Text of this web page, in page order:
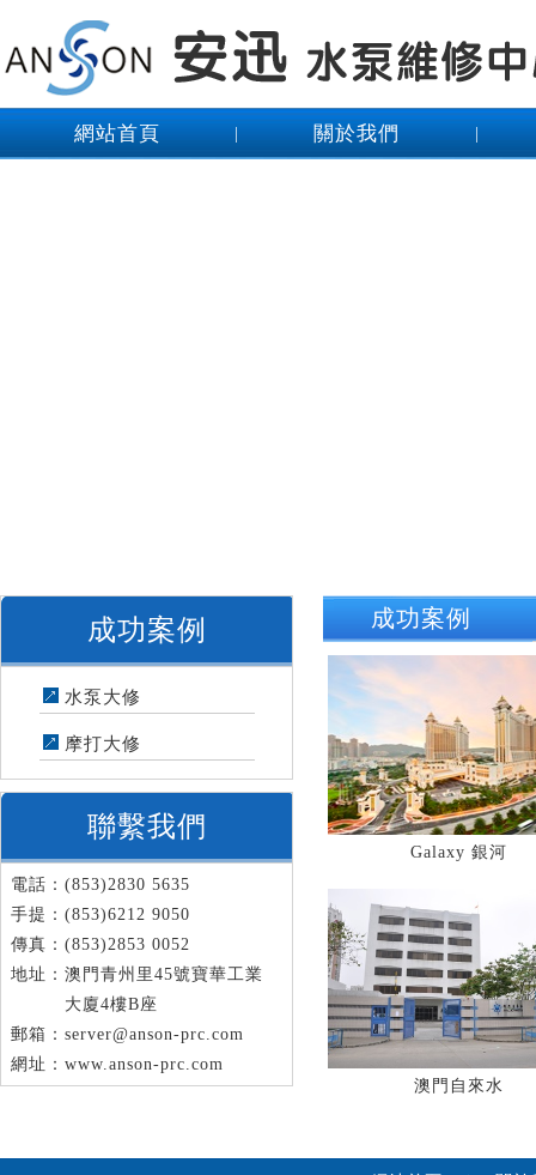
網站首頁 關於我們
成功案例
水泵大修
摩打大修
聯繫我們
電話：(853)2830 5635
手提：(853)6212 9050
傳真：(853)2853 0052
地址：澳門青州里45號寶華工業
大廈4樓B座
郵箱： server@anson-prc.com
網址： www.anson-prc.com
成功案例
Galaxy 銀河
澳門自來水